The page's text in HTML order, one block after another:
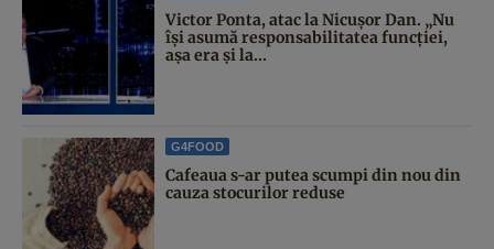
Victor Ponta, atac la Nicușor Dan. „Nu
își asumă responsabilitatea funcției,
așa era și la...
G4FOOD
Cafeaua s-ar putea scumpi din nou din
cauza stocurilor reduse